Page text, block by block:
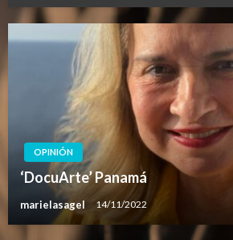
OPINIÓN
‘DocuArte’ Panamá
marielasagel 14/11/2022